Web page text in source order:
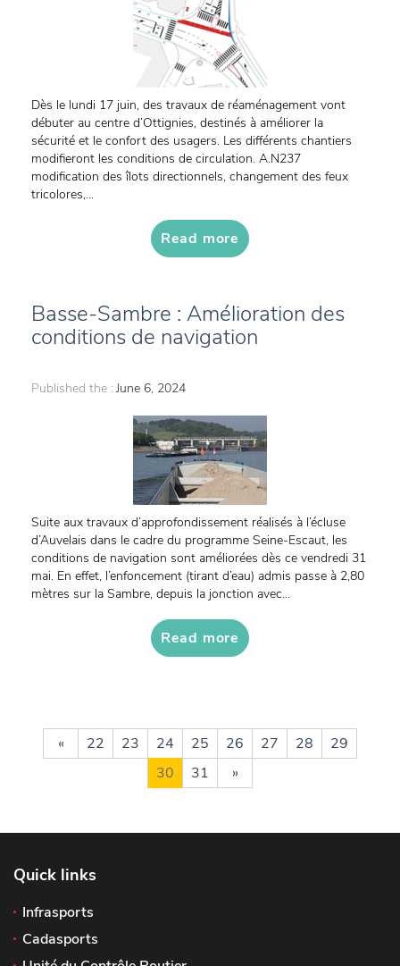
Dès le lundi 17 juin, des travaux de réaménagement vont
débuter au centre d’Ottignies, destinés à améliorer la
sécurité et le confort des usagers. Les différents chantiers
modifieront les conditions de circulation. A.N237
modification des îlots directionnels, changement des feux
tricolores,...
Read more
Basse-Sambre : Amélioration des
conditions de navigation
Published the : June 6, 2024
Suite aux travaux d’approfondissement réalisés à l’écluse
d’Auvelais dans le cadre du programme Seine-Escaut, les
conditions de navigation sont améliorées dès ce vendredi 31
mai. En effet, l’enfoncement (tirant d’eau) admis passe à 2,80
mètres sur la Sambre, depuis la jonction avec...
Read more
« 22 23 24 25 26 27 28
29
30
31 »
Quick links
Infrasports
Cadasports